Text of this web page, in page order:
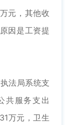
元，其他收
因是工资提
法局系统支
共服务支出
万元，卫生